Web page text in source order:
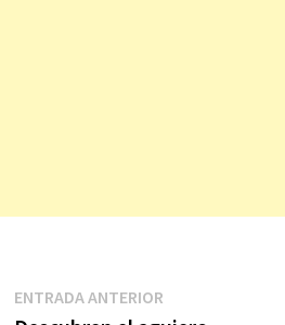
Navegación
ENTRADA ANTERIOREntrada